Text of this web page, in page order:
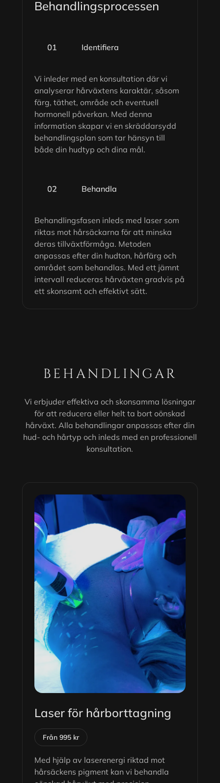
Behandlingsprocessen
Identifiera
Vi inleder med en konsultation där vi
analyserar hårväxtens karaktär, såsom
färg, täthet, område och eventuell
hormonell påverkan. Med denna
information skapar vi en skräddarsydd
behandlingsplan som tar hänsyn till
både din hudtyp och dina mål.
Behandla
Behandlingsfasen inleds med laser som
riktas mot hårsäckarna för att minska
deras tillväxtförmåga. Metoden
anpassas efter din hudton, hårfärg och
området som behandlas. Med ett jämnt
intervall reduceras hårväxten gradvis på
ett skonsamt och effektivt sätt.
BEHANDLINGAR
Vi erbjuder effektiva och skonsamma lösningar
för att reducera eller helt ta bort oönskad
hårväxt. Alla behandlingar anpassas efter din
hud- och hårtyp och inleds med en professionell
konsultation.
Laser för hårborttagning
Från 995 kr
Med hjälp av laserenergi riktad mot
hårsäckens pigment kan vi behandla